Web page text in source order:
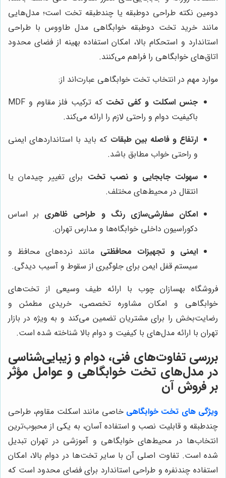
دومین نکته طراحی دوطبقه یا چندطبقه تخت است؛ مدل‌هایی
مانند خرید تخت دوطبقه خوابگاهی مدل طاووس با طراحی
استاندارد و استحکام بالا، امکان استفاده بهینه از فضای محدود
اتاق‌های خوابگاهی را فراهم می‌کنند.
موارد مهم در انتخاب تخت خوابگاهی عبارت‌اند از:
جنس اسکلت و کفی تخت
که ترکیب فلز مقاوم و MDF
باکیفیت دوام و راحتی لازم را ارائه می‌کند.
ارتفاع و فاصله بین طبقات که باید با استانداردهای ایمنی
و راحتی خواب مطابق باشد.
سهولت جابجایی و نصب تخت برای تغییر چیدمان یا
انتقال در محیط‌های مختلف.
امکان سفارشی‌سازی رنگ و طراحی ظاهری بر اساس
دکوراسیون داخلی خوابگاه‌ها و مدارس تهران.
ایمنی و تجهیزات محافظتی مانند نرده‌های محافظ و
سیستم قفل ایمن برای جلوگیری از سقوط و آسیب دیدگی.
فروشگاه بهسازان چوب با ارائه طیف وسیعی از تخت‌های
خوابگاهی و امکان مشاوره تخصصی، خریدی مطمئن و
رضایت‌بخش را برای مشتریان تضمین می‌کند و به ویژه در بازار
تهران با ارائه مدل‌های با کیفیت و دوام بالا شناخته شده است.
بررسی تفاوت‌های فنی، دوام و زیبایی‌شناسی
در مدل‌های تخت خوابگاهی و عوامل مؤثر
بر فروش آن
ویژگی های تخت خوابگاهی خاصی مانند اسکلت مقاوم، طراحی
چندطبقه و قابلیت نصب و استفاده آسان، به یکی از محبوب‌ترین
انتخاب‌ها در محیط‌های خوابگاهی و آموزشی در تهران تبدیل
شده است. تفاوت اصلی آن با سایر تخت‌ها در دوام بالا، امکان
استفاده چندنفره و طراحی استاندارد برای فضای محدود است که